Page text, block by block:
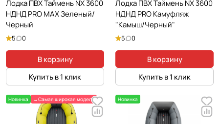
Лодка ПВХ Таймень NX 3600
НДНД PRO MAX Зеленый/
Черный
5 0
В корзину
Купить в 1 клик
Лодка ПВХ Таймень NX 3600
НДНД PRO Камуфляж
"Камыш/Черный"
5 0
В корзину
Купить в 1 клик
Новинка ↔️Самая широкая модель Новинка